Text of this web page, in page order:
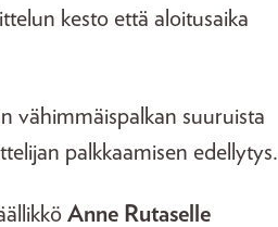
kesto että aloitusaika
vähimmäispalkan suuruista
palkkaamisen edellytys.
Anne Rutaselle